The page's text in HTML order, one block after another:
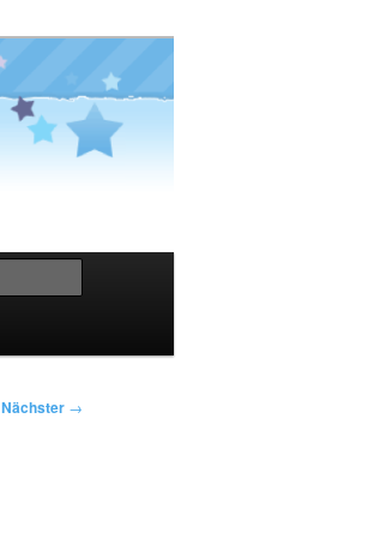
Nächster →